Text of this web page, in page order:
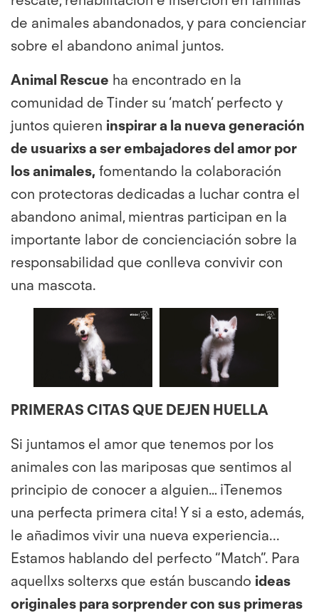
de animales abandonados, y para concienciar
sobre el abandono animal juntos.
Animal Rescue ha encontrado en la
comunidad de Tinder su ‘match’ perfecto y
juntos quieren inspirar a la nueva generación
de usuarixs a ser embajadores del amor por
los animales, fomentando la colaboración
con protectoras dedicadas a luchar contra el
abandono animal, mientras participan en la
importante labor de concienciación sobre la
responsabilidad que conlleva convivir con
una mascota.
PRIMERAS CITAS QUE DEJEN HUELLA
Si juntamos el amor que tenemos por los
animales con las mariposas que sentimos al
principio de conocer a alguien… ¡Tenemos
una perfecta primera cita! Y si a esto, además,
le añadimos vivir una nueva experiencia...
Estamos hablando del perfecto “Match”. Para
aquellxs solterxs que están buscando ideas
originales para sorprender con sus primeras